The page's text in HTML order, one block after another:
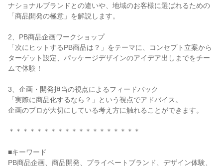
ナショナルブランドとの違いや、地域のお客様に選ばれるための
「商品開発の極意」を解説します。
2、PB商品企画ワークショップ
「次にヒットするPB商品は？」をテーマに、コンセプト立案から
ターゲット設定、パッケージデザインのアイデア出しまでをチー
ムで体験！
3、企画・開発担当の視点によるフィードバック
「実際に商品化するなら？」という視点でアドバイス。
企画のプロが大切にしている考え方に触れることができます。
＊＊＊＊＊＊＊＊＊＊＊＊＊＊＊＊＊＊＊
■キーワード
PB商品企画、商品開発、プライベートブランド、デザイン体験、